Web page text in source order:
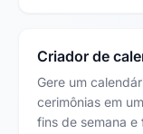
Criador de
Gere um
cerimônias em
fins de semana e